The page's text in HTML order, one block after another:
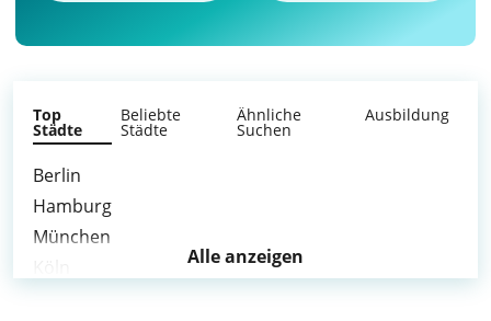
Top
Städte
Beliebte
Städte
Ähnliche
Suchen
Ausbildung
Berlin
Hamburg
München
Alle anzeigen